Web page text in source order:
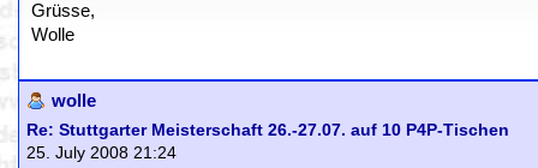
Grüsse,
Wolle
wolle
Re: Stuttgarter Meisterschaft 26.-27.07. auf 10 P4P-Tischen
25. July 2008 21:24